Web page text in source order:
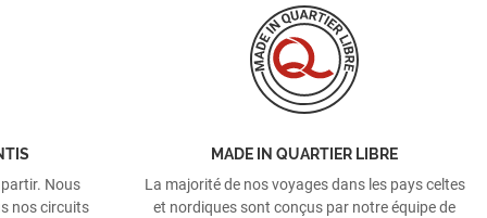
Nous
nos circuits
MADE IN QUARTIER LIBRE
La majorité de nos voyages dans les pays celtes
et nordiques sont conçus par notre équipe de